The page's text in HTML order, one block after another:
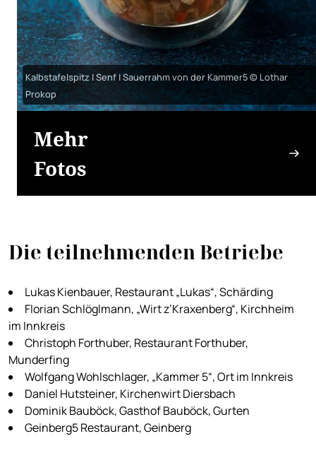
Kalbstafelspitz | Senf | Sauerrahm von der Kammer5 © Lothar
Prokop
Mehr
Fotos
Die teilnehmenden Betriebe
Lukas Kienbauer, Restaurant „Lukas“, Schärding
Florian Schlöglmann, „Wirt z’Kraxenberg“, Kirchheim
im Innkreis
Christoph Forthuber, Restaurant Forthuber,
Munderfing
Wolfgang Wohlschlager, „Kammer 5“, Ort im Innkreis
Daniel Hutsteiner, Kirchenwirt Diersbach
Dominik Bauböck, Gasthof Bauböck, Gurten
Geinberg5 Restaurant, Geinberg